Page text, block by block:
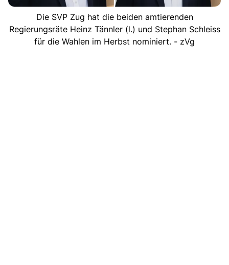
Die SVP Zug hat die beiden amtierenden
Regierungsräte Heinz Tännler (l.) und Stephan Schleiss
für die Wahlen im Herbst nominiert. - zVg